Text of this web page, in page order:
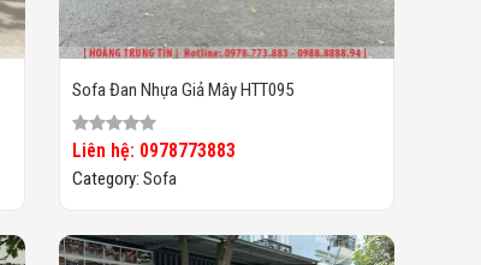
Sofa Đan Nhựa Giả Mây HTT095
Liên hệ: 0978773883
Category: Sofa